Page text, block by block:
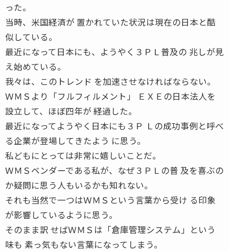
った。
当時、米国経済が 置かれていた状況は現在の日本と酷
似している。
最近になって日本にも、ようやく３ＰＬ普及の 兆しが見
え始めている。
我々は、このトレンド を加速させなければならない。
ＷＭＳより「フルフィルメント」 ＥＸＥの日本法人を
設立して、ほぼ四年が 経過した。
最近になってようやく日本にも３Ｐ Ｌの成功事例と呼べ
る企業が登場してきたよう に思う。
私どもにとっては非常に嬉しいことだ。
ＷＭＳベンダーである私が、なぜ３ＰＬの普 及を喜ぶの
か疑問に思う人もいるかも知れない。
それも当然で一つはＷＭＳという言葉から受け る印象
が影響しているように思う。
そのまま訳 せばＷＭＳは「倉庫管理システム」という
味も 素っ気もない言葉になってしまう。